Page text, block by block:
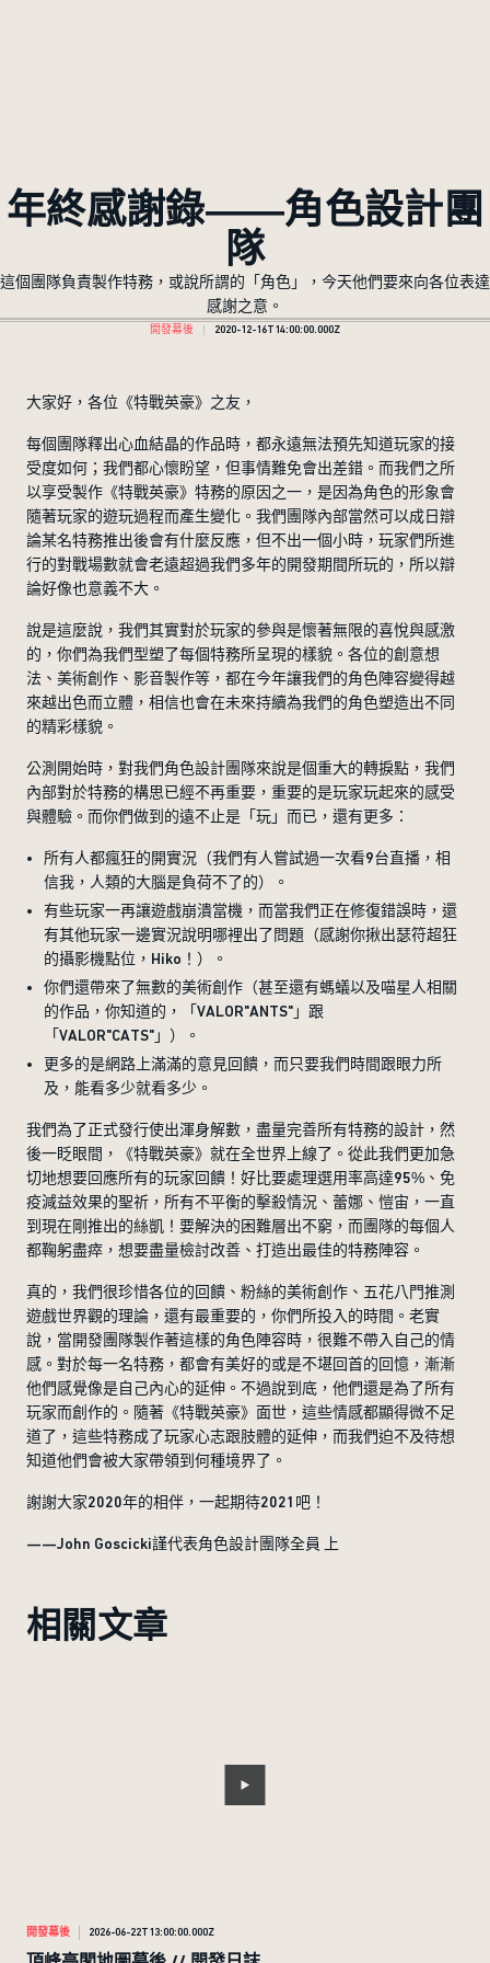
年終感謝錄——角色設計團
隊
這個團隊負責製作特務，或說所謂的「角色」，今天他們要來向各位表達
感謝之意。
開發幕後 2020-12-16T14:00:00.000Z
大家好，各位《特戰英豪》之友，
每個團隊釋出心血結晶的作品時，都永遠無法預先知道玩家的接
受度如何；我們都心懷盼望，但事情難免會出差錯。而我們之所
以享受製作《特戰英豪》特務的原因之一，是因為角色的形象會
隨著玩家的遊玩過程而產生變化。我們團隊內部當然可以成日辯
論某名特務推出後會有什麼反應，但不出一個小時，玩家們所進
行的對戰場數就會老遠超過我們多年的開發期間所玩的，所以辯
論好像也意義不大。
說是這麼說，我們其實對於玩家的參與是懷著無限的喜悅與感激
的，你們為我們型塑了每個特務所呈現的樣貌。各位的創意想
法、美術創作、影音製作等，都在今年讓我們的角色陣容變得越
來越出色而立體，相信也會在未來持續為我們的角色塑造出不同
的精彩樣貌。
公測開始時，對我們角色設計團隊來說是個重大的轉捩點，我們
內部對於特務的構思已經不再重要，重要的是玩家玩起來的感受
與體驗。而你們做到的遠不止是「玩」而已，還有更多：
所有人都瘋狂的開實況（我們有人嘗試過一次看9台直播，相
信我，人類的大腦是負荷不了的）。
有些玩家一再讓遊戲崩潰當機，而當我們正在修復錯誤時，還
有其他玩家一邊實況說明哪裡出了問題（感謝你揪出瑟符超狂
的攝影機點位，Hiko！）。
你們還帶來了無數的美術創作（甚至還有螞蟻以及喵星人相關
的作品，你知道的，「VALOR"ANTS"」跟
「VALOR"CATS"」）。
更多的是網路上滿滿的意見回饋，而只要我們時間跟眼力所
及，能看多少就看多少。
我們為了正式發行使出渾身解數，盡量完善所有特務的設計，然
後一眨眼間，《特戰英豪》就在全世界上線了。從此我們更加急
切地想要回應所有的玩家回饋！好比要處理選用率高達95%、免
疫減益效果的聖祈，所有不平衡的擊殺情況、蕾娜、愷宙，一直
到現在剛推出的絲凱！要解決的困難層出不窮，而團隊的每個人
都鞠躬盡瘁，想要盡量檢討改善、打造出最佳的特務陣容。
真的，我們很珍惜各位的回饋、粉絲的美術創作、五花八門推測
遊戲世界觀的理論，還有最重要的，你們所投入的時間。老實
說，當開發團隊製作著這樣的角色陣容時，很難不帶入自己的情
感。對於每一名特務，都會有美好的或是不堪回首的回憶，漸漸
他們感覺像是自己內心的延伸。不過說到底，他們還是為了所有
玩家而創作的。隨著《特戰英豪》面世，這些情感都顯得微不足
道了，這些特務成了玩家心志跟肢體的延伸，而我們迫不及待想
知道他們會被大家帶領到何種境界了。
謝謝大家2020年的相伴，一起期待2021吧！
——John Goscicki謹代表角色設計團隊全員 上
相關文章
開發幕後 2026-06-22T13:00:00.000Z